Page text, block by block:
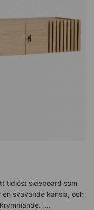
tidlöst sideboard som
svävande känsla, och
Toppskivan